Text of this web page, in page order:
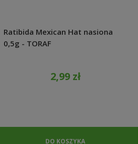
Ratibida Mexican Hat nasiona
0,5g - TORAF
2,99 zł
DO KOSZYKA